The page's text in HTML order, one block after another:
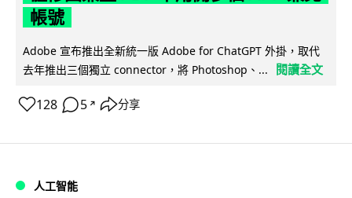
帳號
Adobe 宣布推出全新統一版 Adobe for ChatGPT 外掛，取代
去年推出三個獨立 connector，將 Photoshop、...
閱讀全文
128 5 ↗ 分享
人工智能